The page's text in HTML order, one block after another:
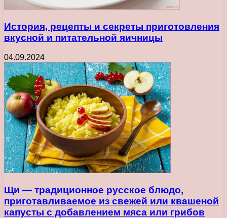
История, рецепты и секреты приготовления
вкусной и питательной яичницы
04.09.2024
Щи — традиционное русское блюдо,
приготавливаемое из свежей или квашеной
капусты с добавлением мяса или грибов